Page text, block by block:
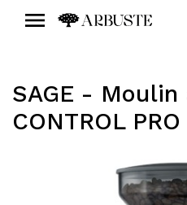

SAGE - Moulin
CONTROL PRO